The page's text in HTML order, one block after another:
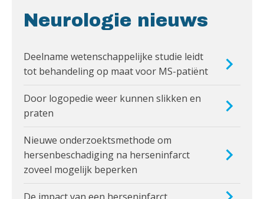
Neurologie nieuws
Deelname wetenschappelijke studie leidt
tot behandeling op maat voor MS-patiënt
Door logopedie weer kunnen slikken en
praten
Nieuwe onderzoektsmethode om
hersenbeschadiging na herseninfarct
zoveel mogelijk beperken
De impact van een herseninfarct